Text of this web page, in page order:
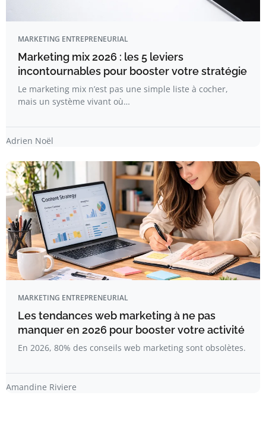
MARKETING ENTREPRENEURIAL
Marketing mix 2026 : les 5 leviers
incontournables pour booster votre stratégie
Le marketing mix n’est pas une simple liste à cocher,
mais un système vivant où…
Adrien Noël
MARKETING ENTREPRENEURIAL
Les tendances web marketing à ne pas
manquer en 2026 pour booster votre activité
En 2026, 80% des conseils web marketing sont obsolètes.
Amandine Riviere